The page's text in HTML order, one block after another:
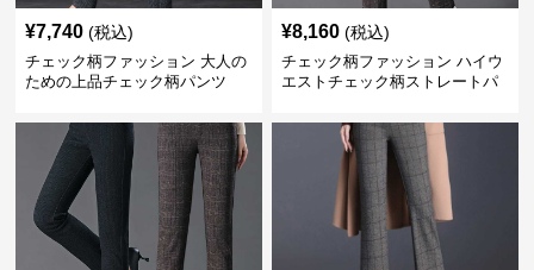
¥7,740 (税込)
チェック柄ファッション 大人の
ための上品チェック柄パンツ
¥8,160 (税込)
チェック柄ファッション ハイウ
エストチェック柄ストレートパ